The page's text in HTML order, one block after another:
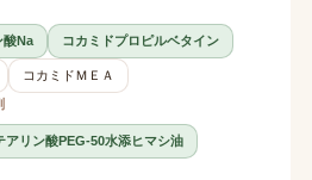
酸Na コカミドプロピルベタイン
コカミドＭＥＡ
アリン酸PEG-50水添ヒマシ油